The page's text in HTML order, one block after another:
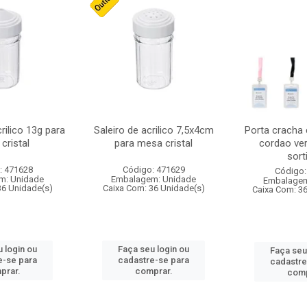
13g para
471628
Unidade
Unidade(s)
login ou
se para
Saleiro de acrilico 7,5x4cm
para mesa cristal
Código: 471629
Embalagem: Unidade
Caixa Com: 36 Unidade(s)
Faça seu login ou
cadastre-se para
comprar.
Porta
cordao
Caixa Com:
Faça